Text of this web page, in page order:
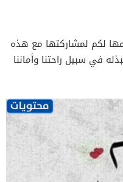
لكم لمشاركتها مع هذه
في سبيل راحتنا وأماننا